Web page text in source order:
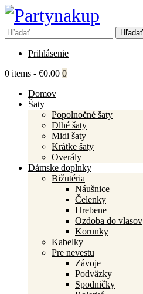
Prihlásenie
0 items - €0.00 0
Domov
Šaty
Popolnočné šaty
Dlhé šaty
Midi šaty
Krátke šaty
Overály
Dámske doplnky
Bižutéria
Náušnice
Čelenky
Hrebene
Ozdoba do vlasov
Korunky
Kabelky
Pre nevestu
Závoje
Podväzky
Spodničky